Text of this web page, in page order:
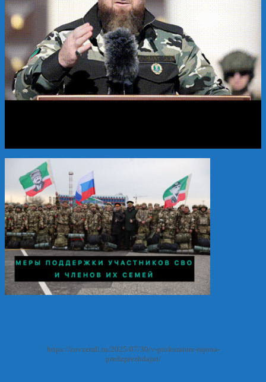
https://zovzemli.ru/2025/07/30/v-prokurature-rajona-
preduprezhdajut/